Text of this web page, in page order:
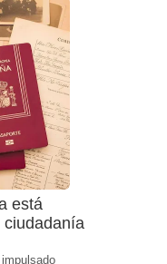
está
ciudadanía